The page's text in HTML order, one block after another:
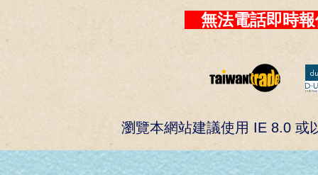
無法電話即時
瀏覽本網站建議使用 IE 8.0 或